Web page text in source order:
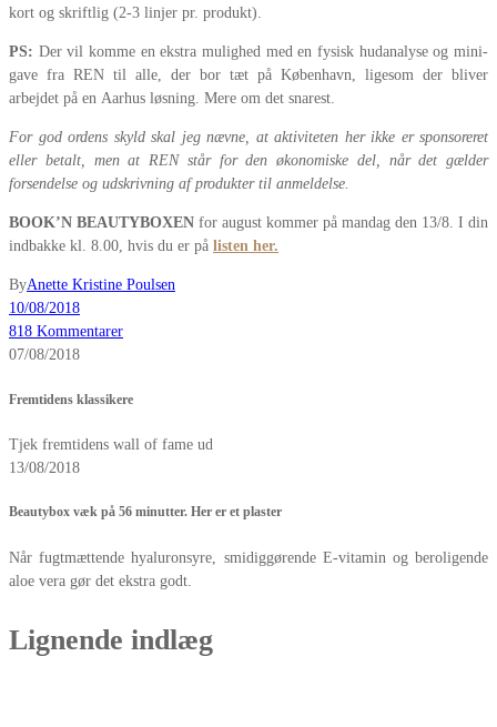
kort og skriftlig (2-3 linjer pr. produkt).
PS: Der vil komme en ekstra mulighed med en fysisk hudanalyse og mini-
gave fra REN til alle, der bor tæt på København, ligesom der bliver
arbejdet på en Aarhus løsning. Mere om det snarest.
For god ordens skyld skal jeg nævne, at aktiviteten her ikke er sponsoreret
eller betalt, men at REN står for den økonomiske del, når det gælder
forsendelse og udskrivning af produkter til anmeldelse.
BOOK’N BEAUTYBOXEN for august kommer på mandag den 13/8. I din
indbakke kl. 8.00, hvis du er på listen her.
ByAnette Kristine Poulsen
10/08/2018
818 Kommentarer
07/08/2018
Fremtidens klassikere
Tjek fremtidens wall of fame ud
13/08/2018
Beautybox væk på 56 minutter. Her er et plaster
Når fugtmættende hyaluronsyre, smidiggørende E-vitamin og beroligende
aloe vera gør det ekstra godt.
Lignende indlæg